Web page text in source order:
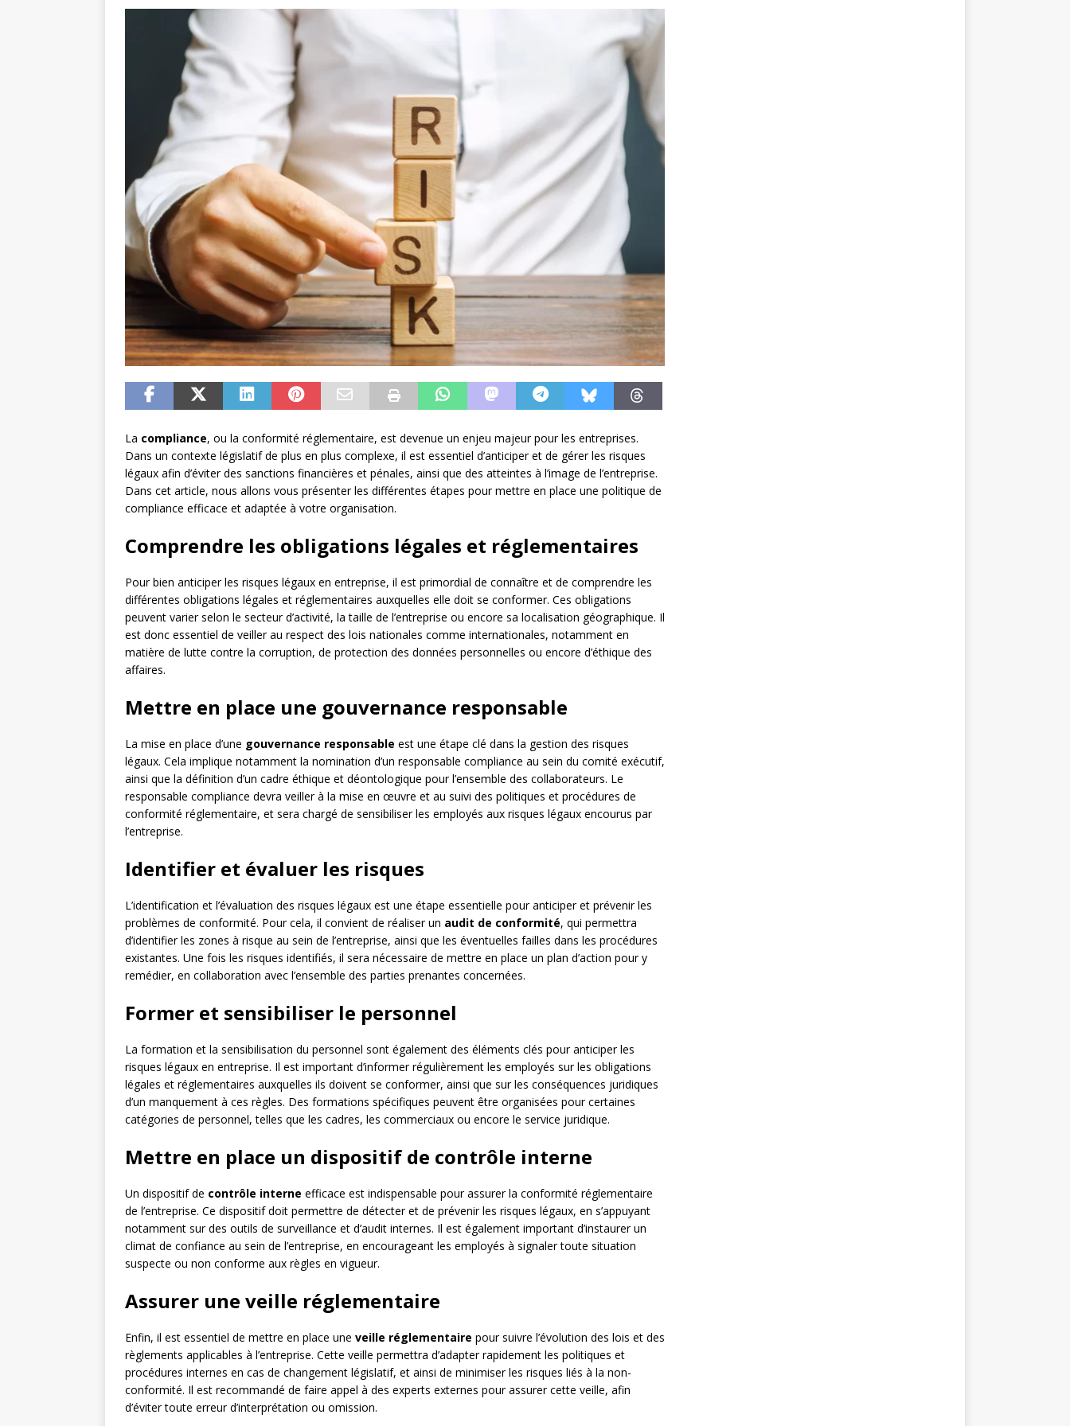
La compliance, ou la conformité réglementaire, est devenue un enjeu majeur pour les entreprises.
Dans un contexte législatif de plus en plus complexe, il est essentiel d’anticiper et de gérer les risques
légaux afin d’éviter des sanctions financières et pénales, ainsi que des atteintes à l’image de l’entreprise.
Dans cet article, nous allons vous présenter les différentes étapes pour mettre en place une politique de
compliance efficace et adaptée à votre organisation.
Comprendre les obligations légales et réglementaires
Pour bien anticiper les risques légaux en entreprise, il est primordial de connaître et de comprendre les
différentes obligations légales et réglementaires auxquelles elle doit se conformer. Ces obligations
peuvent varier selon le secteur d’activité, la taille de l’entreprise ou encore sa localisation géographique. Il
est donc essentiel de veiller au respect des lois nationales comme internationales, notamment en
matière de lutte contre la corruption, de protection des données personnelles ou encore d’éthique des
affaires.
Mettre en place une gouvernance responsable
La mise en place d’une gouvernance responsable est une étape clé dans la gestion des risques
légaux. Cela implique notamment la nomination d’un responsable compliance au sein du comité exécutif,
ainsi que la définition d’un cadre éthique et déontologique pour l’ensemble des collaborateurs. Le
responsable compliance devra veiller à la mise en œuvre et au suivi des politiques et procédures de
conformité réglementaire, et sera chargé de sensibiliser les employés aux risques légaux encourus par
l’entreprise.
Identifier et évaluer les risques
L’identification et l’évaluation des risques légaux est une étape essentielle pour anticiper et prévenir les
problèmes de conformité. Pour cela, il convient de réaliser un audit de conformité, qui permettra
d’identifier les zones à risque au sein de l’entreprise, ainsi que les éventuelles failles dans les procédures
existantes. Une fois les risques identifiés, il sera nécessaire de mettre en place un plan d’action pour y
remédier, en collaboration avec l’ensemble des parties prenantes concernées.
Former et sensibiliser le personnel
La formation et la sensibilisation du personnel sont également des éléments clés pour anticiper les
risques légaux en entreprise. Il est important d’informer régulièrement les employés sur les obligations
légales et réglementaires auxquelles ils doivent se conformer, ainsi que sur les conséquences juridiques
d’un manquement à ces règles. Des formations spécifiques peuvent être organisées pour certaines
catégories de personnel, telles que les cadres, les commerciaux ou encore le service juridique.
Mettre en place un dispositif de contrôle interne
Un dispositif de contrôle interne efficace est indispensable pour assurer la conformité réglementaire
de l’entreprise. Ce dispositif doit permettre de détecter et de prévenir les risques légaux, en s’appuyant
notamment sur des outils de surveillance et d’audit internes. Il est également important d’instaurer un
climat de confiance au sein de l’entreprise, en encourageant les employés à signaler toute situation
suspecte ou non conforme aux règles en vigueur.
Assurer une veille réglementaire
Enfin, il est essentiel de mettre en place une veille réglementaire pour suivre l’évolution des lois et des
règlements applicables à l’entreprise. Cette veille permettra d’adapter rapidement les politiques et
procédures internes en cas de changement législatif, et ainsi de minimiser les risques liés à la non-
conformité. Il est recommandé de faire appel à des experts externes pour assurer cette veille, afin
d’éviter toute erreur d’interprétation ou omission.